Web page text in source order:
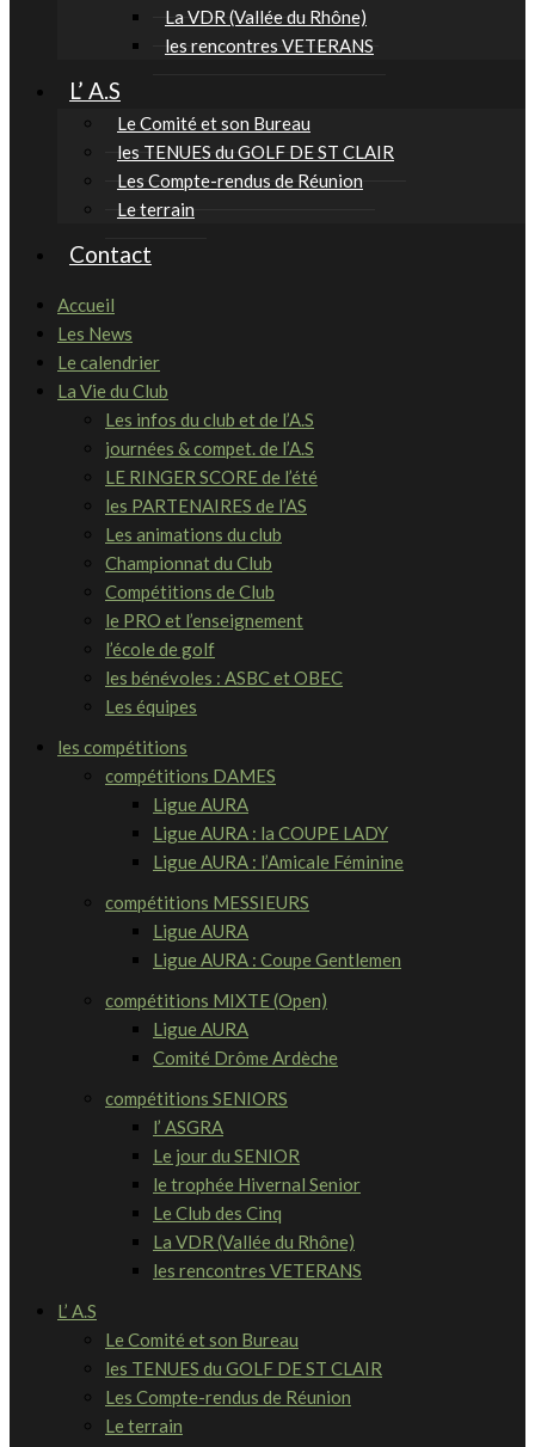
La VDR (Vallée du Rhône)
les rencontres VETERANS
L’ A.S
Le Comité et son Bureau
les TENUES du GOLF DE ST CLAIR
Les Compte-rendus de Réunion
Le terrain
Contact
Accueil
Les News
Le calendrier
La Vie du Club
Les infos du club et de l’A.S
journées & compet. de l’A.S
LE RINGER SCORE de l’été
les PARTENAIRES de l’AS
Les animations du club
Championnat du Club
Compétitions de Club
le PRO et l’enseignement
l’école de golf
les bénévoles : ASBC et OBEC
Les équipes
les compétitions
compétitions DAMES
Ligue AURA
Ligue AURA : la COUPE LADY
Ligue AURA : l’Amicale Féminine
compétitions MESSIEURS
Ligue AURA
Ligue AURA : Coupe Gentlemen
compétitions MIXTE (Open)
Ligue AURA
Comité Drôme Ardèche
compétitions SENIORS
l’ ASGRA
Le jour du SENIOR
le trophée Hivernal Senior
Le Club des Cinq
La VDR (Vallée du Rhône)
les rencontres VETERANS
L’ A.S
Le Comité et son Bureau
les TENUES du GOLF DE ST CLAIR
Les Compte-rendus de Réunion
Le terrain